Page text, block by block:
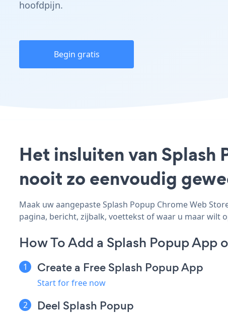
hoofdpijn.
Begin gratis
Het insluiten van Splash
nooit zo eenvoudig
Maak uw aangepaste Splash Popup Chrome Web
pagina, bericht, zijbalk, voettekst of waar u maar wilt
How To Add a Splash Popup App
Create a Free Splash Popup App
Start for free now
Deel Splash Popup